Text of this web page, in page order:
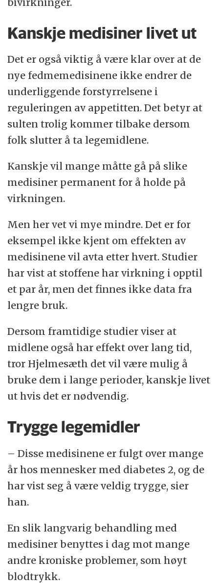
Kanskje medisiner livet ut
Det er også viktig å være klar over at de
nye fedmemedisinene ikke endrer de
underliggende forstyrrelsene i
reguleringen av appetitten. Det betyr at
sulten trolig kommer tilbake dersom
folk slutter å ta legemidlene.
Kanskje vil mange måtte gå på slike
medisiner permanent for å holde på
virkningen.
Men her vet vi mye mindre. Det er for
eksempel ikke kjent om effekten av
medisinene vil avta etter hvert. Studier
har vist at stoffene har virkning i opptil
et par år, men det finnes ikke data fra
lengre bruk.
Dersom framtidige studier viser at
midlene også har effekt over lang tid,
tror Hjelmesæth det vil være mulig å
bruke dem i lange perioder, kanskje livet
ut hvis det er nødvendig.
Trygge legemidler
– Disse medisinene er fulgt over mange
år hos mennesker med diabetes 2, og de
har vist seg å være veldig trygge, sier
han.
En slik langvarig behandling med
medisiner benyttes i dag mot mange
andre kroniske problemer, som høyt
blodtrykk.